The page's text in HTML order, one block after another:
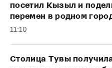
посетил Кызыл и
перемен в родном
11:10
Столица Тувы